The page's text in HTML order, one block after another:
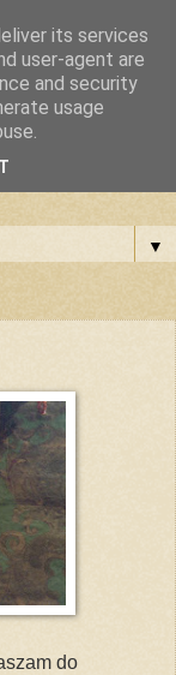
▼
do
its services
user-agent are
and security
usage